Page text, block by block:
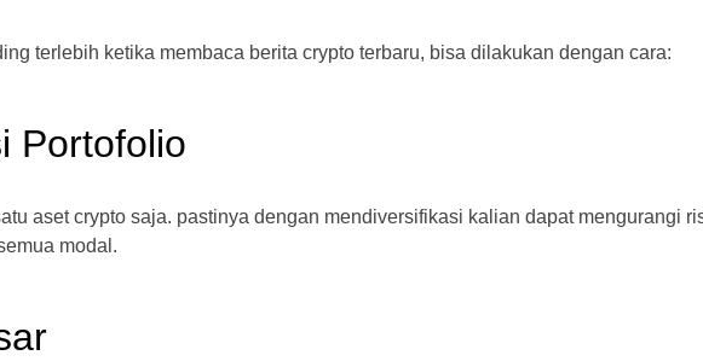
terlebih ketika membaca berita crypto terbaru, bisa dilakukan dengan cara:
Portofolio
aset crypto saja. pastinya dengan mendiversifikasi kalian dapat mengurangi
modal.